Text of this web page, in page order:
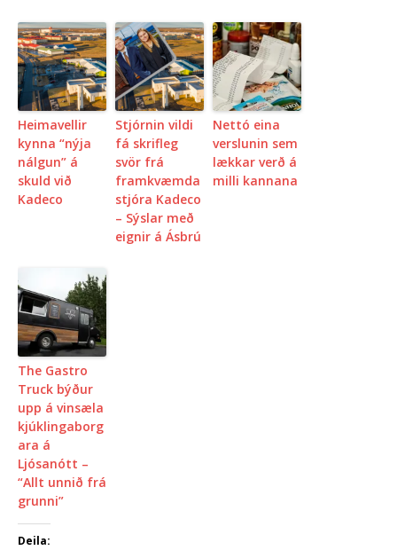
Heimavellir
kynna “nýja
nálgun” á
skuld við
Kadeco
Stjórnin vildi
fá skrifleg
svör frá
framkvæmda
stjóra Kadeco
– Sýslar með
eignir á Ásbrú
Nettó eina
verslunin sem
lækkar verð á
milli kannana
The Gastro
Truck býður
upp á vinsæla
kjúklingaborg
ara á
Ljósanótt –
“Allt unnið frá
grunni”
Deila: